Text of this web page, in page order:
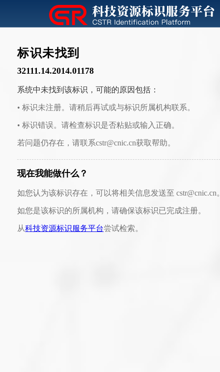
标识未找到
32111.14.2014.01178
系统中未找到该标识，可能的原因包括：
• 标识未注册。请稍后再试或与标识所属机构联系。
• 标识错误。请检查标识是否粘贴或输入正确。
若问题仍存在，请联系cstr@cnic.cn获取帮助。
现在我能做什么？
如您认为该标识存在，可以将相关信息发送至 cstr@cnic.cn
如您是该标识的所属机构，请确保该标识已完成注册。
从科技资源标识服务平台尝试检索。